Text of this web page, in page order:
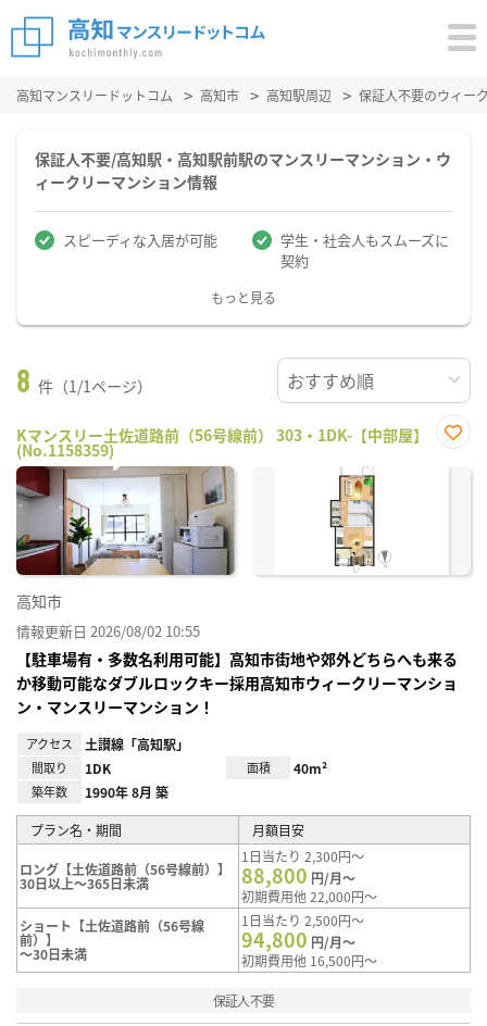
高知マンスリードットコム 高知市 高知駅周辺 保証人不要のウィー
保証人不要/高知駅・高知駅前駅のマンスリーマンション・ウ
ィークリーマンション情報
スピーディな入居が可能
学生・社会人もスムーズに
契約
もっと見る
8 件（1/1ページ）
Kマンスリー土佐道路前（56号線前） 303・1DK-【中部屋】
(No.1158359)
に入
高知市
情報更新日 2026/08/02 10:55
【駐車場有・多数名利用可能】高知市街地や郊外どちらへも来る
か移動可能なダブルロックキー採用高知市ウィークリーマンショ
ン・マンスリーマンション！
アクセス 土讃線「高知駅」
間取り 1DK 面積 40m²
築年数 1990年 8月 築
プラン名・期間 月額目安
ロング【土佐道路前（56号線前）】
30日以上～365日未満
1日当たり 2,300円～
88,800 円/月～
初期費用他 22,000円～
ショート【土佐道路前（56号線
前）】
～30日未満
1日当たり 2,500円～
94,800 円/月～
初期費用他 16,500円～
保証人不要